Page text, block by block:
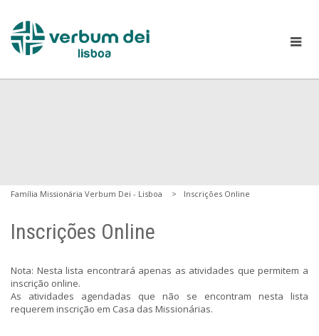
Família Missionária Verbum Dei - Lisboa Inscrições Online
Inscrições Online
Nota: Nesta lista encontrará apenas as atividades que permitem a
inscrição online.
As atividades agendadas que não se encontram nesta lista
requerem inscrição em Casa das Missionárias.